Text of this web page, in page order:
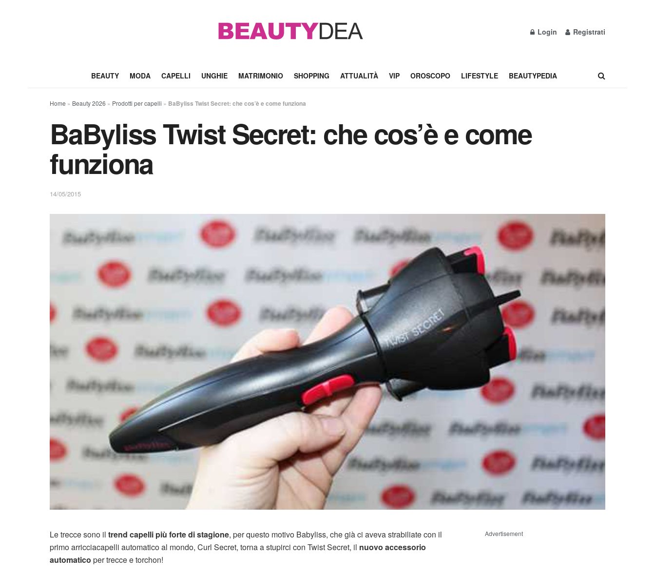
Login Registrati
BEAUTY MODA CAPELLI UNGHIE MATRIMONIO SHOPPING ATTUALITÀ VIP OROSCOPO LIFESTYLE BEAUTYPEDIA
Home » Beauty 2026 » Prodotti per capelli » BaByliss Twist Secret: che cos’è e come funziona
BaByliss Twist Secret: che cos’è e come
funziona
14/05/2015
Le trecce sono il trend capelli più forte di stagione, per questo motivo Babyliss, che già ci aveva strabiliate con il
primo arricciacapelli automatico al mondo, Curl Secret, torna a stupirci con Twist Secret, il nuovo accessorio
automatico per trecce e torchon!
Advertisement